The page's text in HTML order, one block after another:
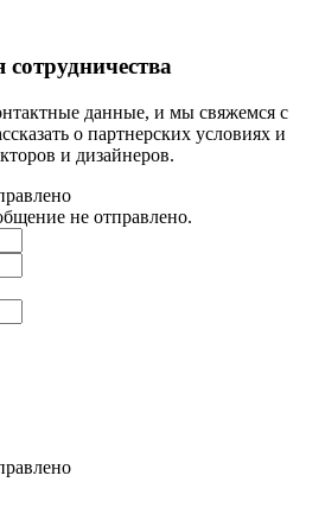
данные, и мы свяжемся с
о партнерских условиях и
и дизайнеров.
не отправлено.